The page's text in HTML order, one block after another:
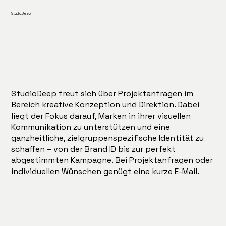
StudioDeep
StudioDeep freut sich über Projektanfragen im
Bereich kreative Konzeption und Direktion. Dabei
liegt der Fokus darauf, Marken in ihrer visuellen
Kommunikation zu unterstützen und eine
ganzheitliche, zielgruppenspezifische Identität zu
schaffen – von der Brand ID bis zur perfekt
abgestimmten Kampagne. Bei Projektanfragen oder
individuellen Wünschen genügt eine kurze E-Mail.